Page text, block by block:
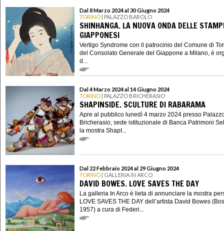
Dal 8 Marzo 2024 al 30 Giugno 2024
TORINO | PALAZZO BAROLO
SHINHANGA. LA NUOVA ONDA DELLE
GIAPPONESI
Vertigo Syndrome con il patrocinio del Comune di
del Consolato Generale del Giappone a Milano, è
d...
Dal 4 Marzo 2024 al 14 Giugno 2024
TORINO | PALAZZO BRICHERASIO
SHAPINSIDE. SCULTURE DI RABARAMA
Apre al pubblico lunedì 4 marzo 2024 presso
Bricherasio, sede istituzionale di Banca Patrimoni
la mostra ShapI...
Dal 22 Febbraio 2024 al 29 Giugno 2024
TORINO | GALLERIA IN ARCO
DAVID BOWES. LOVE SAVES THE DAY
La galleria In Arco è lieta di annunciare la mostra
LOVE SAVES THE DAY dell’artista David Bowes
1957) a cura di Federi...